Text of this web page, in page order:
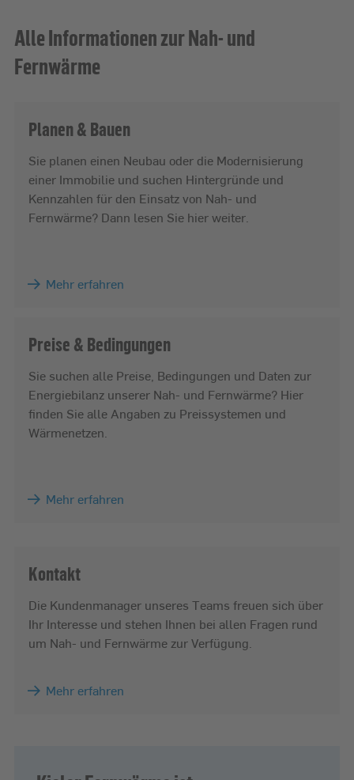
Alle Informationen zur Nah- und
Fernwärme
Planen & Bauen
Sie planen einen Neubau oder die Modernisierung
einer Immobilie und suchen Hintergründe und
Kennzahlen für den Einsatz von Nah- und
Fernwärme? Dann lesen Sie hier weiter.
Mehr erfahren
Preise & Bedingungen
Sie suchen alle Preise, Bedingungen und Daten zur
Energiebilanz unserer Nah- und Fernwärme? Hier
finden Sie alle Angaben zu Preissystemen und
Wärmenetzen.
Mehr erfahren
Kontakt
Die Kundenmanager unseres Teams freuen sich über
Ihr Interesse und stehen Ihnen bei allen Fragen rund
um Nah- und Fernwärme zur Verfügung.
Mehr erfahren